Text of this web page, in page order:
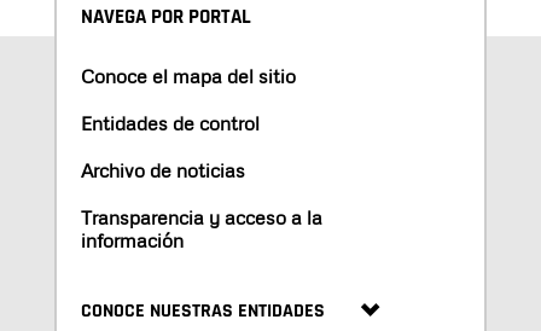
NAVEGA POR PORTAL
Conoce el mapa del sitio
Entidades de control
Archivo de noticias
Transparencia y acceso a la
información
CONOCE NUESTRAS ENTIDADES